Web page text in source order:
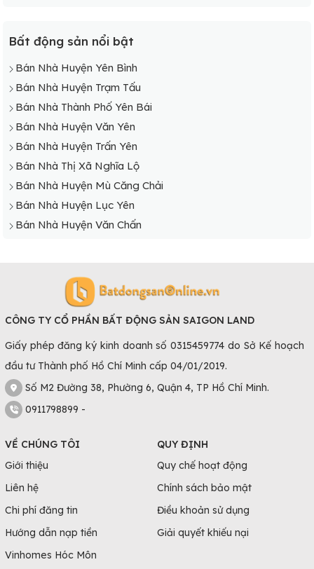
Bất động sản nổi bật
Bán Nhà Huyện Yên Bình
Bán Nhà Huyện Trạm Tấu
Bán Nhà Thành Phố Yên Bái
Bán Nhà Huyện Văn Yên
Bán Nhà Huyện Trấn Yên
Bán Nhà Thị Xã Nghĩa Lộ
Bán Nhà Huyện Mù Căng Chải
Bán Nhà Huyện Lục Yên
Bán Nhà Huyện Văn Chấn
CÔNG TY CỔ PHẦN BẤT ĐỘNG SẢN SAIGON LAND
Giấy phép đăng ký kinh doanh số 0315459774 do Sở Kế hoạch
đầu tư Thành phố Hồ Chí Minh cấp 04/01/2019.
Số M2 Đường 38, Phường 6, Quận 4, TP Hồ Chí Minh.
0911798899 -
VỀ CHÚNG TÔI
Giới thiệu
Liên hệ
Chi phí đăng tin
Hướng dẫn nạp tiền
Vinhomes Hóc Môn
QUY ĐỊNH
Quy chế hoạt động
Chính sách bảo mật
Điều khoản sử dụng
Giải quyết khiếu nại